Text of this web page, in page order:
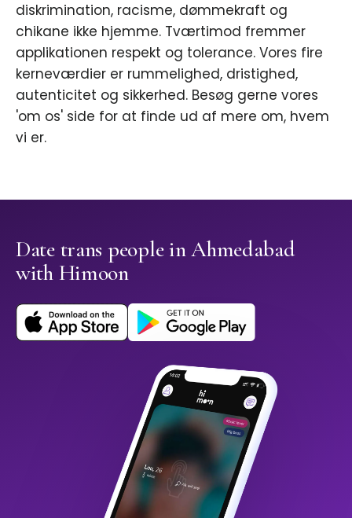
diskrimination, racisme, dømmekraft og
chikane ikke hjemme. Tværtimod fremmer
applikationen respekt og tolerance. Vores fire
kerneværdier er rummelighed, dristighed,
autenticitet og sikkerhed. Besøg gerne vores
'om os' side for at finde ud af mere om, hvem
vi er.
Date trans people in Ahmedabad
with Himoon